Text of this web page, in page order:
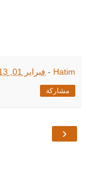
Hatim
- فبراير 01, 2013
مشاركة
‹